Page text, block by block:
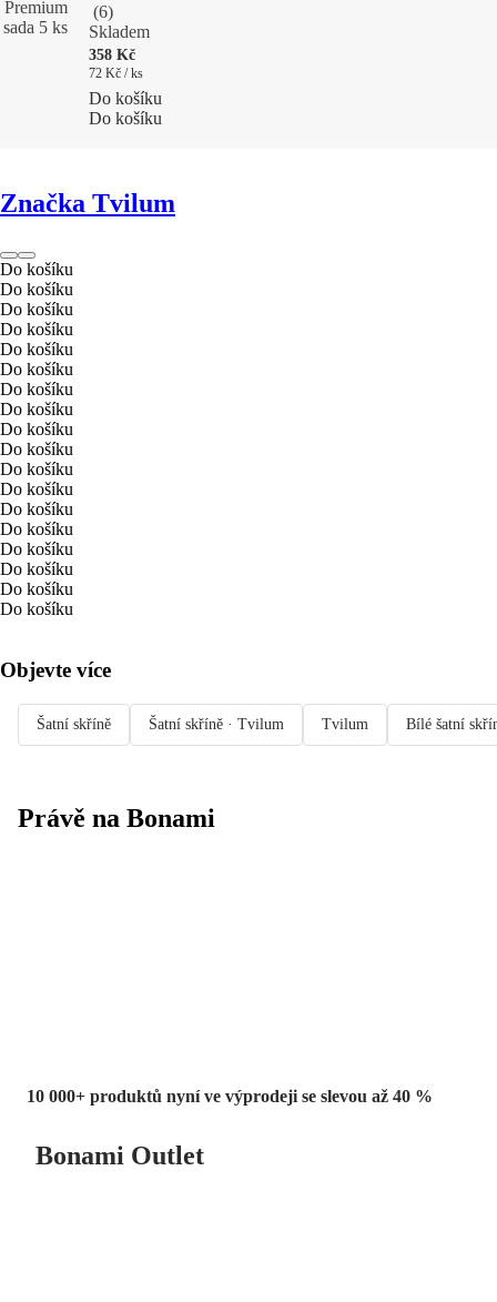
Premium
sada 5 ks
(6)
Skladem
358 Kč
72 Kč / ks
Do košíku
Do košíku
Značka Tvilum
Do košíku
Do košíku
Do košíku
Do košíku
Do košíku
Do košíku
Do košíku
Do košíku
Do košíku
Do košíku
Do košíku
Do košíku
Do košíku
Do košíku
Do košíku
Do košíku
Do košíku
Do košíku
Objevte více
Šatní skříně Šatní skříně · Tvilum Tvilum Bílé šatní
Právě na Bonami
10 000+ produktů nyní ve výprodeji se slevou až 40 %
Bonami Outlet